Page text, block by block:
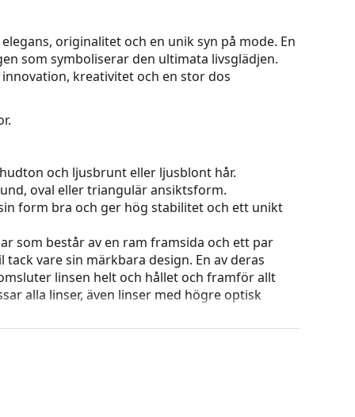
originalitet och en unik syn på mode. En
som symboliserar den ultimata livsglädjen.
kreativitet och en stor dos
och ljusbrunt eller ljusblont hår.
oval eller triangulär ansiktsform.
form bra och ger hög stabilitet och ett unikt
som består av en ram framsida och ett par
vare sin märkbara design. En av deras
linsen helt och hållet och framför allt
alla linser, även linser med högre optisk
positionen och passformen på dina
bör alltid utföras av en erfaren optiker